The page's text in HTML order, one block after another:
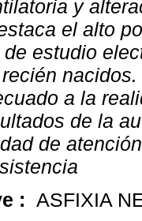
y
el alto
estudio
a la
de la
de
: ASFIXIA